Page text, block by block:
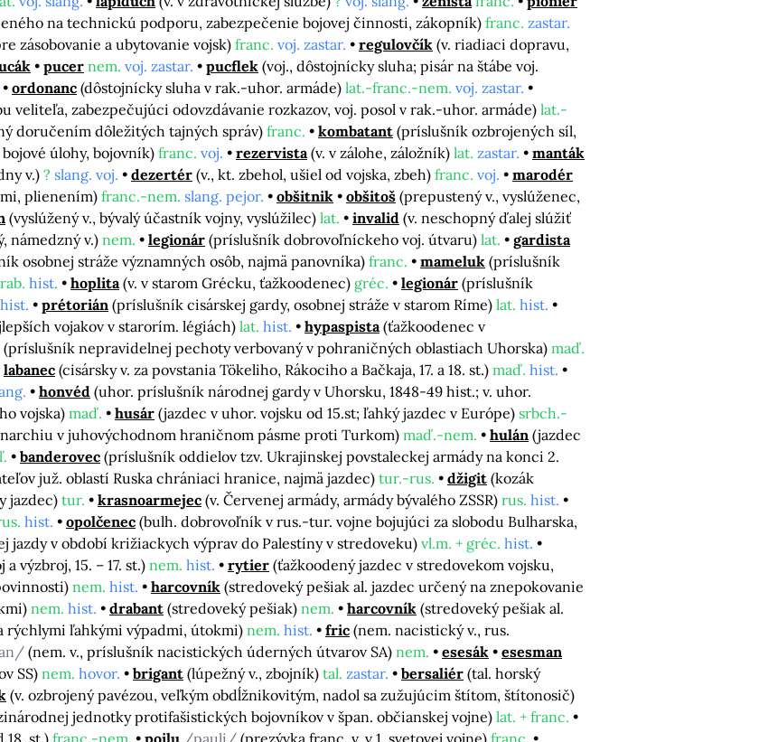
na technickú podporu, zabezpečenie bojovej činnosti, zákopník) franc. zastar.
zásobovanie a ubytovanie vojsk) franc. voj. zastar. regulovčík (v. riadiaci dopravu,
pucer nem. voj. zastar. pucflek (voj., dôstojnícky sluha; pisár na štábe voj.
ordonanc (dôstojnícky sluha v rak.-uhor. armáde) lat.-franc.-nem. voj. zastar.
veliteľa, zabezpečujúci odovzdávanie rozkazov, voj. posol v rak.-uhor. armáde) lat.-
doručením dôležitých tajných správ) franc. kombatant (príslušník ozbrojených síl,
úlohy, bojovník) franc. voj. rezervista (v. v zálohe, záložník) lat. zastar.
manták
v.)? slang. voj. dezertér (v., kt. zbehol, ušiel od vojska, zbeh) franc. voj.
marodér
plienením) franc.-nem. slang. pejor. obšitnik obšitoš (prepustený v., vyslúženec,
(vyslúžený v., bývalý účastník vojny, vyslúžilec) lat. invalid (v. neschopný ďalej slúžiť
námedzný v.)nem. legionár (príslušník dobrovoľníckeho voj. útvaru) lat.
gardista
osobnej stráže významných osôb, najmä panovníka) franc. mameluk (príslušník
hist. hoplita (v. v starom Grécku, ťažkoodenec) gréc. legionár (príslušník
hist. prétorián (príslušník cisárskej gardy, osobnej stráže v starom Ríme) lat. hist.
vojakov v starorím. légiách) lat. hist. hypaspista (ťažkoodenec v
(príslušník nepravidelnej pechoty verbovaný v pohraničných oblastiach Uhorska) maď.
labanec (cisársky v. za povstania Tökeliho, Rákociho a Bačkaja, 17. a 18. st.) maď. hist.
honvéd (uhor. príslušník národnej gardy v Uhorsku, 1848-49 hist.; v. uhor.
vojska)maď. husár (jazdec v uhor. vojsku od 15.st; ľahký jazdec v Európe) srbch.-
v juhovýchodnom hraničnom pásme proti Turkom) maď.-nem. hulán (jazdec
banderovec (príslušník oddielov tzv. Ukrajinskej povstaleckej armády na konci 2.
juž. oblastí Ruska chrániaci hranice, najmä jazdec) tur.-rus. džigit (kozák
jazdec) tur. krasnoarmejec (v. Červenej armády, armády bývalého ZSSR) rus. hist.
hist. opolčenec (bulh. dobrovoľník v rus.-tur. vojne bojujúci za slobodu Bulharska,
jazdy v období križiackych výprav do Palestíny v stredoveku) vl.m. + gréc. hist.
výzbroj, 15. – 17. st.) nem. hist. rytier (ťažkoodený jazdec v stredovekom vojsku,
nem. hist. harcovník (stredoveký pešiak al. jazdec určený na znepokovanie
nem. hist. drabant (stredoveký pešiak) nem. harcovník (stredoveký pešiak al.
rýchlymi ľahkými výpadmi, útokmi) nem. hist. fric (nem. nacistický v., rus.
(nem. v., príslušník nacistických úderných útvarov SA) nem. esesák
esesman
SS)nem. hovor. brigant (lúpežný v., zbojník) tal. zastar. bersaliér (tal. horský
(v. ozbrojený pavézou, veľkým obdĺžnikovitým, nadol sa zužujúcim štítom, štítonosič)
jednotky protifašistických bojovníkov v špan. občianskej vojne) lat. + franc.